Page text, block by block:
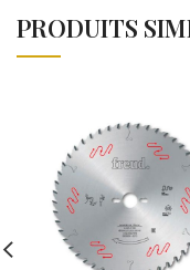
PRODUITS